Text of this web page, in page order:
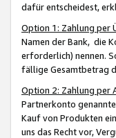
dafür entscheidest,
Option 1: Zahlung per
Namen der Bank, die
erforderlich) nennen.
fällige Gesamtbetrag
Option 2: Zahlung per
Partnerkonto
Kauf von Produkten
uns das Recht vor,